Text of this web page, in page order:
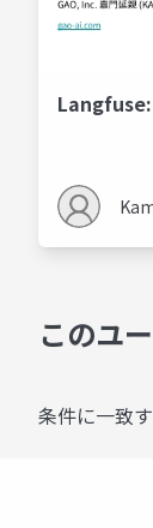
Langfuse:
このユ
条件に一致